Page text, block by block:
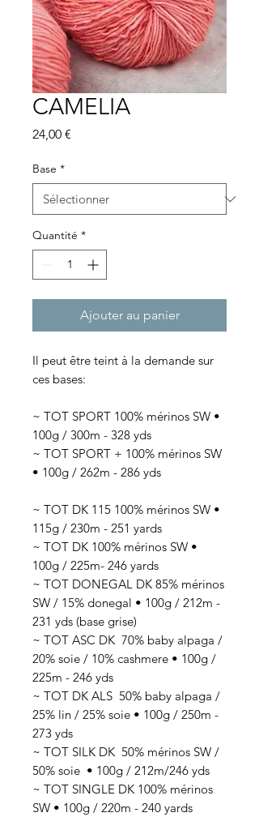
CAMELIA
24,00 €
Base *
Quantité *
Ajouter au panier
Il peut être teint à la demande sur
ces bases:
~ TOT SPORT 100% mérinos SW •
100g / 300m - 328 yds
~ TOT SPORT + 100% mérinos SW
• 100g / 262m - 286 yds
~ TOT DK 115 100% mérinos SW •
115g / 230m - 251 yards
~ TOT DK 100% mérinos SW •
100g / 225m- 246 yards
~ TOT DONEGAL DK 85% mérinos
SW / 15% donegal • 100g / 212m -
231 yds (base grise)
~ TOT ASC DK 70% baby alpaga /
20% soie / 10% cashmere • 100g /
225m - 246 yds
~ TOT DK ALS 50% baby alpaga /
25% lin / 25% soie • 100g / 250m -
273 yds
~ TOT SILK DK 50% mérinos SW /
50% soie • 100g / 212m/246 yds
~ TOT SINGLE DK 100% mérinos
SW • 100g / 220m - 240 yards